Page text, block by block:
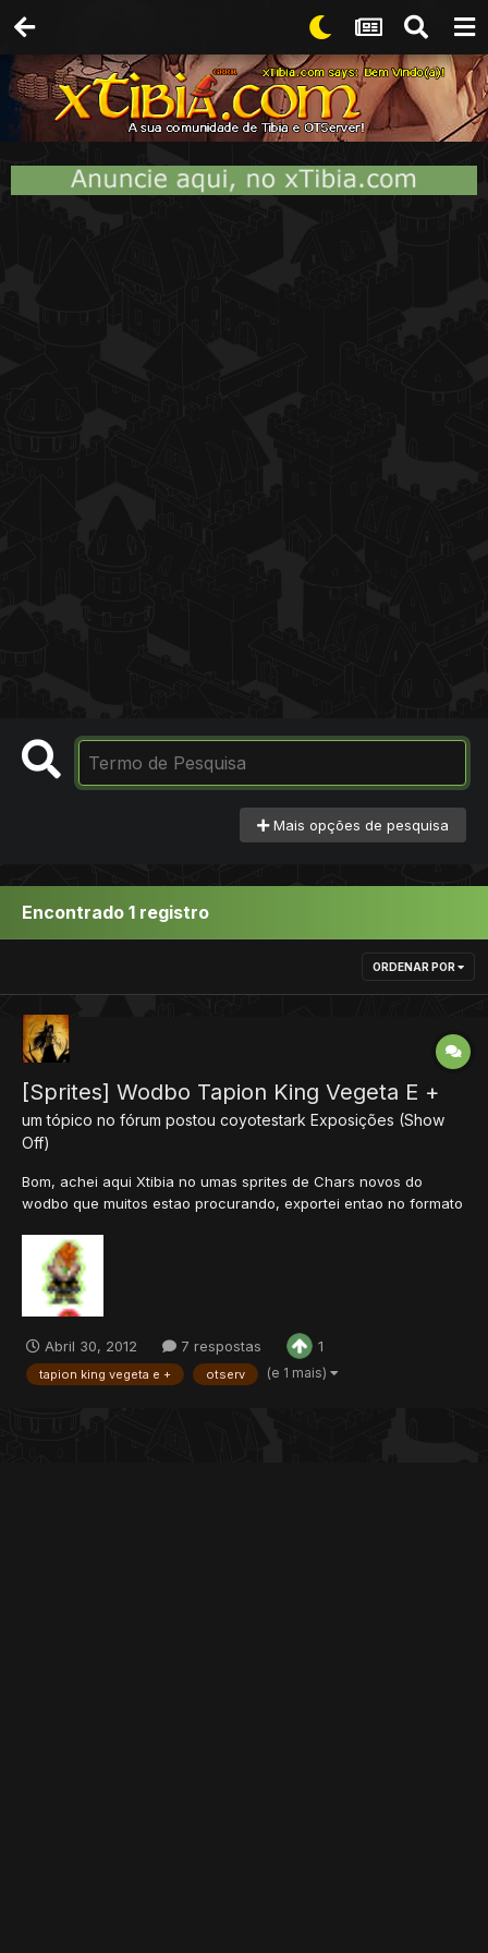
Mais opções de pesquisa
Encontrado 1 registro
ORDENAR POR
[Sprites] Wodbo Tapion King Vegeta E +
um tópico no fórum postou coyotestark Exposições (Show
Off)
Bom, achei aqui Xtibia no umas sprites de Chars novos do
wodbo que muitos estao procurando, exportei entao no formato
Lembrando que, para usar estas sprites é nescessario o
Programa Dat Editor Por Enquanto to com tapion rapidao tr...
Abril 30, 2012 7 respostas 1
tapion king vegeta e + otserv (e 1 mais)